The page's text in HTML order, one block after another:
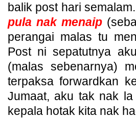
balik post hari
pula nak menaip
perangai malas tu
Post ni sepatutnya
(malas sebenarnya)
terpaksa forwardkan
Jumaat, aku tak nak
kepala hotak kita nak